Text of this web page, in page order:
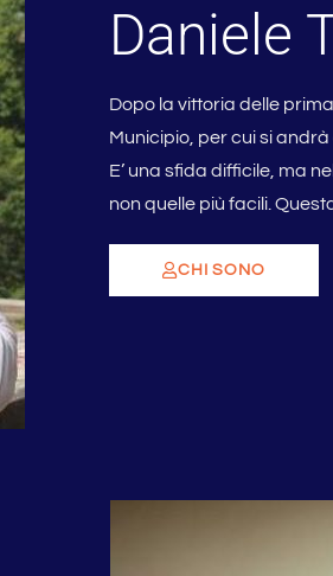
Daniele
Dopo la vittoria delle
Municipio, per cui si andrà
E’ una sfida difficile, ma
non quelle più facili.
CHI SONO